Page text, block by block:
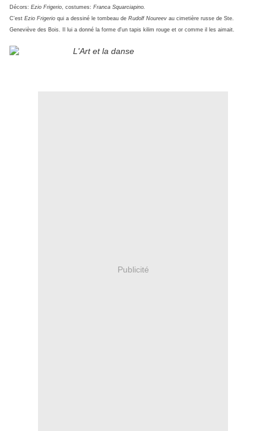
Décors: Ezio Frigerio, costumes: Franca Squarciapino.
C'est Ezio Frigerio qui a dessiné le tombeau de Rudolf Noureev au cimetière russe de Ste.
Geneviève des Bois. Il lui a donné la forme d'un tapis kilim rouge et or comme il les aimait.
Publicité